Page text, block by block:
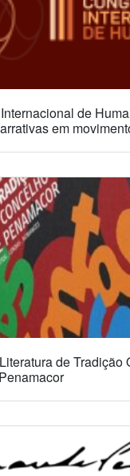
de
em
de Tradição